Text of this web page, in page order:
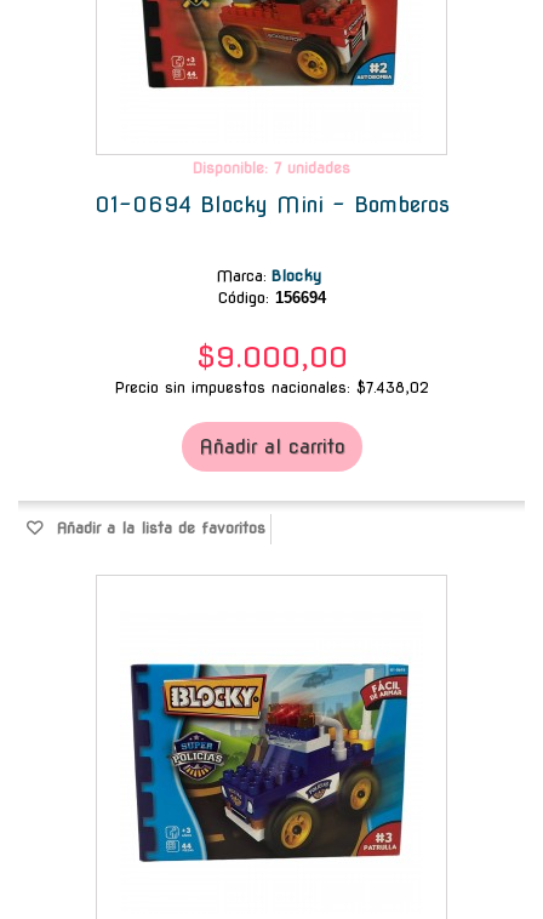
Disponible: 7 unidades
01-0694 Blocky Mini - Bomberos
Marca: Blocky
Código: 156694
$9.000,00
Precio sin impuestos nacionales: $7.438,02
Añadir al carrito
Añadir a la lista de favoritos